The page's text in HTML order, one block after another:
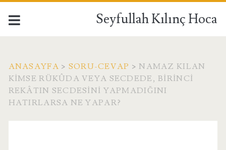
Seyfullah Kılınç Hoca
ANASAYFA > SORU-CEVAP >NAMAZ KILAN
KIMSE RÜKÛDA VEYA SECDEDE, BIRINCI
REKÂTIN SECDESINI YAPMADIĞINI
HATIRLARSA NE YAPAR?